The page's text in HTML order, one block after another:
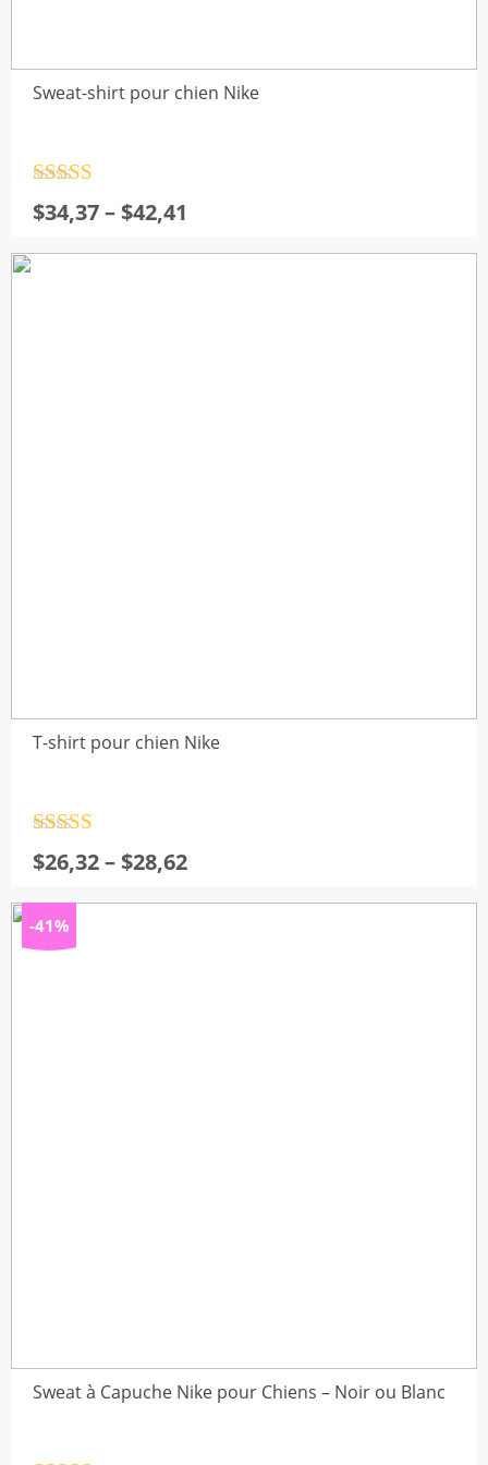
Sweat-shirt pour chien Nike
sur 5
$34,37– $42,41
Plage
prix :
T-shirt pour chien Nike
sur 5
$26,32– $28,62
Plage
prix :
$26,32
-41%
Sweat à Capuche Nike pour Chiens – Noir ou Blanc